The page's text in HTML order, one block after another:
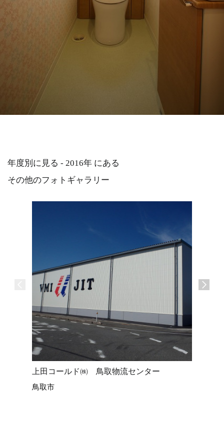
年度別に見る - 2016年 にある
その他のフォトギャラリー
上田コールド㈱ 鳥取物流センター
鳥取市